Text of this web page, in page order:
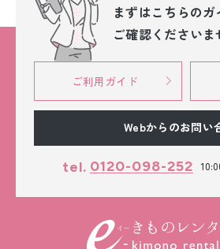
まずはこちらのガ
ご確認くださいま
ご利用ガイド
Webからのお問い
tel. 0120-098-252